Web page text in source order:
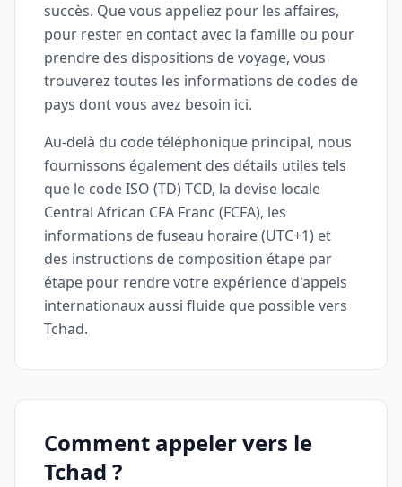
succès. Que vous appeliez pour les affaires,
pour rester en contact avec la famille ou pour
prendre des dispositions de voyage, vous
trouverez toutes les informations de codes de
pays dont vous avez besoin ici.
Au-delà du code téléphonique principal, nous
fournissons également des détails utiles tels
que le code ISO (TD) TCD, la devise locale
Central African CFA Franc (FCFA), les
informations de fuseau horaire (UTC+1) et
des instructions de composition étape par
étape pour rendre votre expérience d'appels
internationaux aussi fluide que possible vers
Tchad.
Comment appeler vers le
Tchad ?